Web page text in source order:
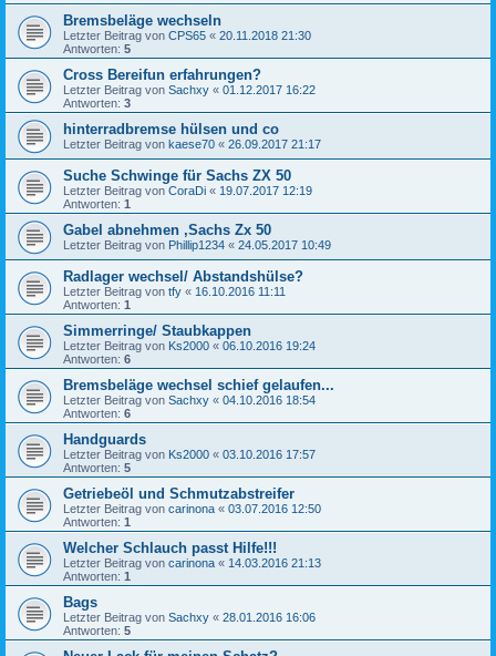
Bremsbeläge wechseln
Letzter Beitrag von CPS65 « 20.11.2018 21:30
Antworten: 5
Cross Bereifun erfahrungen?
Letzter Beitrag von Sachxy « 01.12.2017 16:22
Antworten: 3
hinterradbremse hülsen und co
Letzter Beitrag von kaese70 « 26.09.2017 21:17
Suche Schwinge für Sachs ZX 50
Letzter Beitrag von CoraDi « 19.07.2017 12:19
Antworten: 1
Gabel abnehmen ,Sachs Zx 50
Letzter Beitrag von Phillip1234 « 24.05.2017 10:49
Radlager wechsel/ Abstandshülse?
Letzter Beitrag von tfy « 16.10.2016 11:11
Antworten: 1
Simmerringe/ Staubkappen
Letzter Beitrag von Ks2000 « 06.10.2016 19:24
Antworten: 6
Bremsbeläge wechsel schief gelaufen...
Letzter Beitrag von Sachxy « 04.10.2016 18:54
Antworten: 6
Handguards
Letzter Beitrag von Ks2000 « 03.10.2016 17:57
Antworten: 5
Getriebeöl und Schmutzabstreifer
Letzter Beitrag von carinona « 03.07.2016 12:50
Antworten: 1
Welcher Schlauch passt Hilfe!!!
Letzter Beitrag von carinona « 14.03.2016 21:13
Antworten: 1
Bags
Letzter Beitrag von Sachxy « 28.01.2016 16:06
Antworten: 5